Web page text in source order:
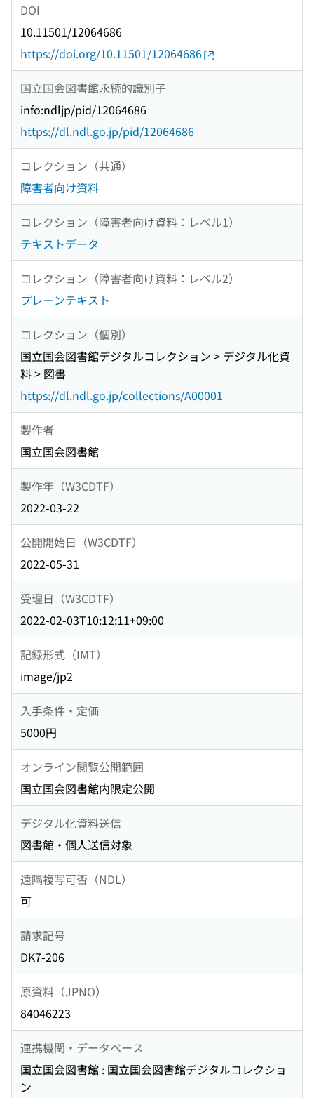
DOI
10.11501/12064686
https://doi.org/10.11501/12064686
国立国会図書館永続的識別子
info:ndljp/pid/12064686
https://dl.ndl.go.jp/pid/12064686
コレクション（共通）
障害者向け資料
コレクション（障害者向け資料：レベル1）
テキストデータ
コレクション（障害者向け資料：レベル2）
プレーンテキスト
コレクション（個別）
国立国会図書館デジタルコレクション > デジタル化資
料 > 図書
https://dl.ndl.go.jp/collections/A00001
製作者
国立国会図書館
製作年（W3CDTF）
2022-03-22
公開開始日（W3CDTF）
2022-05-31
受理日（W3CDTF）
2022-02-03T10:12:11+09:00
記録形式（IMT）
image/jp2
入手条件・定価
5000円
オンライン閲覧公開範囲
国立国会図書館内限定公開
デジタル化資料送信
図書館・個人送信対象
遠隔複写可否（NDL）
可
請求記号
DK7-206
原資料（JPNO）
84046223
連携機関・データベース
国立国会図書館 : 国立国会図書館デジタルコレクショ
ン